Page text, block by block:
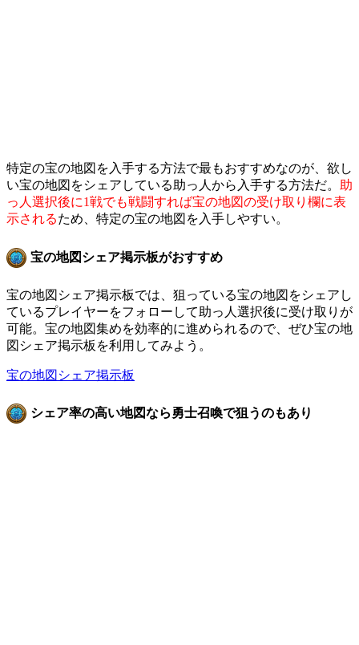
特定の宝の地図を入手する方法で最もおすすめなのが、欲し
い宝の地図をシェアしている助っ人から入手する方法だ。
助
っ人選択後に1戦でも戦闘すれば宝の地図の受け取り欄に表
示されるため、特定の宝の地図を入手しやすい。
宝の地図シェア掲示板がおすすめ
宝の地図シェア掲示板では、狙っている宝の地図をシェアし
ているプレイヤーをフォローして助っ人選択後に受け取りが
可能。宝の地図集めを効率的に進められるので、ぜひ宝の地
図シェア掲示板を利用してみよう。
宝の地図シェア掲示板
シェア率の高い地図なら勇士召喚で狙うのもあり